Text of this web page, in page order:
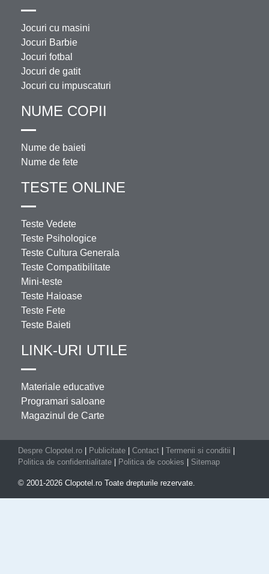
Jocuri cu masini
Jocuri Barbie
Jocuri fotbal
Jocuri de gatit
Jocuri cu impuscaturi
NUME COPII
Nume de baieti
Nume de fete
TESTE ONLINE
Teste Vedete
Teste Psihologice
Teste Cultura Generala
Teste Compatibilitate
Mini-teste
Teste Haioase
Teste Fete
Teste Baieti
LINK-URI UTILE
Materiale educative
Programari saloane
Magazinul de Carte
Despre Clopotel.ro Publicitate Contact Termenii si conditii
Politica de confidentialitate
Politica de cookies Sitemap
© 2001-2026 Clopotel.ro Toate drepturile rezervate.